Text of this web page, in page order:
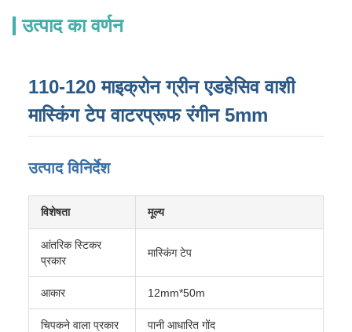
उत्पाद का वर्णन
110-120 माइक्रोन ग्रीन एडहेसिव वाशी
मास्किंग टेप वाटरप्रूफ रंगीन 5mm
उत्पाद विनिर्देश
विशेषता मूल्य
आंतरिक स्टिकर
प्रकार
मास्किंग टेप
आकार 12mm*50m
चिपकने वाला प्रकार पानी आधारित गोंद